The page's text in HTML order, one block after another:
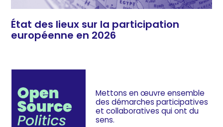
État des lieux sur la participation
européenne en 2026
Mettons en œuvre ensemble
des démarches participatives
et collaboratives qui ont du
sens.